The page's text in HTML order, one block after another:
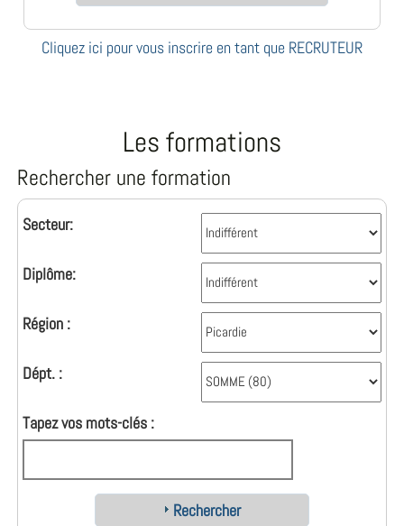
Cliquez ici pour vous inscrire en tant que RECRUTEUR
Les formations
Rechercher une formation
Secteur:
Diplôme:
Région :
Dépt. :
Tapez vos mots-clés :
Rechercher